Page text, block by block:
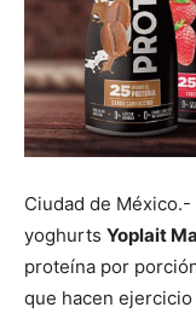
Ciudad de México.-
yoghurts Yoplait
proteína por
que hacen